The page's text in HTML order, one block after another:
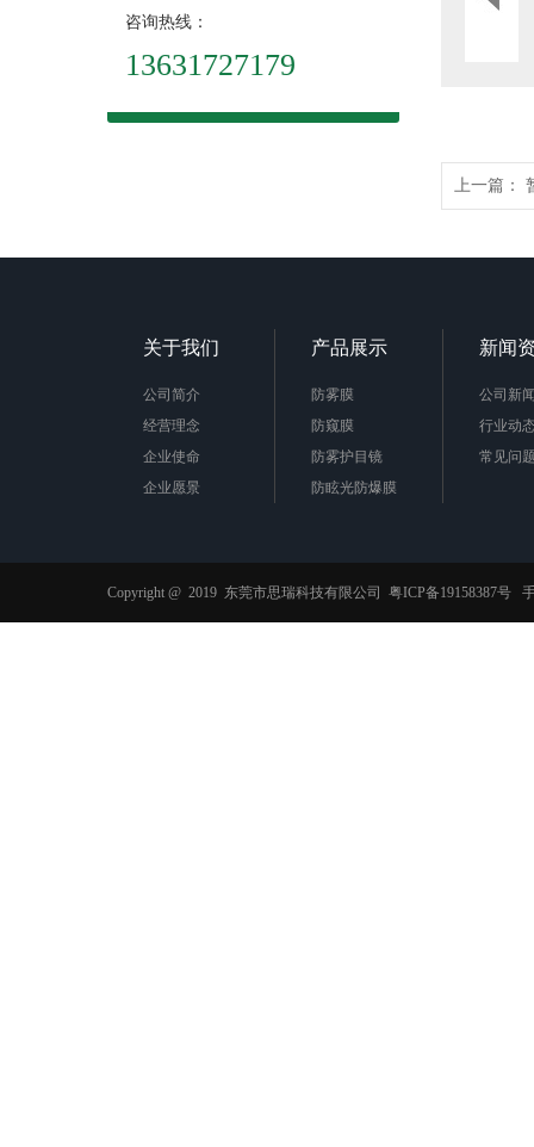
咨询热线：
13631727179
上一篇：
关于我们
公司简介
经营理念
企业使命
企业愿景
产品展示
防雾膜
防窥膜
防雾护目镜
防眩光防爆膜
新闻
公司新
行业动
常见问
Copyright @ 2019 东莞市思瑞科技有限公司 粤ICP备19158387号